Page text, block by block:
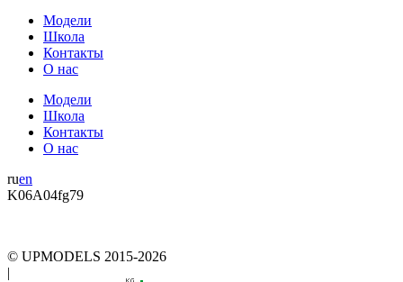
Модели
Школа
Контакты
О нас
Модели
Школа
Контакты
О нас
ruen
K06A04fg79
© UPMODELS 2015-2026
|